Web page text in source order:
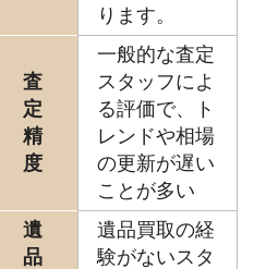
ります。
査
定
精
度
一般的な査定
スタッフによ
る評価で、ト
レンドや相場
の更新が遅い
ことが多い
遺
品
遺品買取の経
験がないスタ